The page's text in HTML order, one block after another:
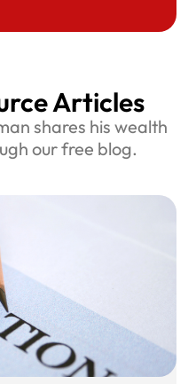
Articles
shares his wealth
our free blog.